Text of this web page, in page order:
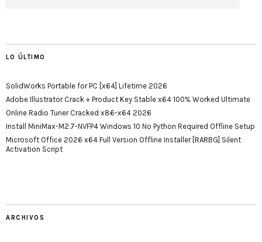
LO ÚLTIMO
SolidWorks Portable for PC [x64] Lifetime 2026
Adobe Illustrator Crack + Product Key Stable x64 100% Worked Ultimate
Online Radio Tuner Cracked x86-x64 2026
Install MiniMax-M2.7-NVFP4 Windows 10 No Python Required Offline Setup
Microsoft Office 2026 x64 Full Version Offline Installer [RARBG] Silent
Activation Script
ARCHIVOS